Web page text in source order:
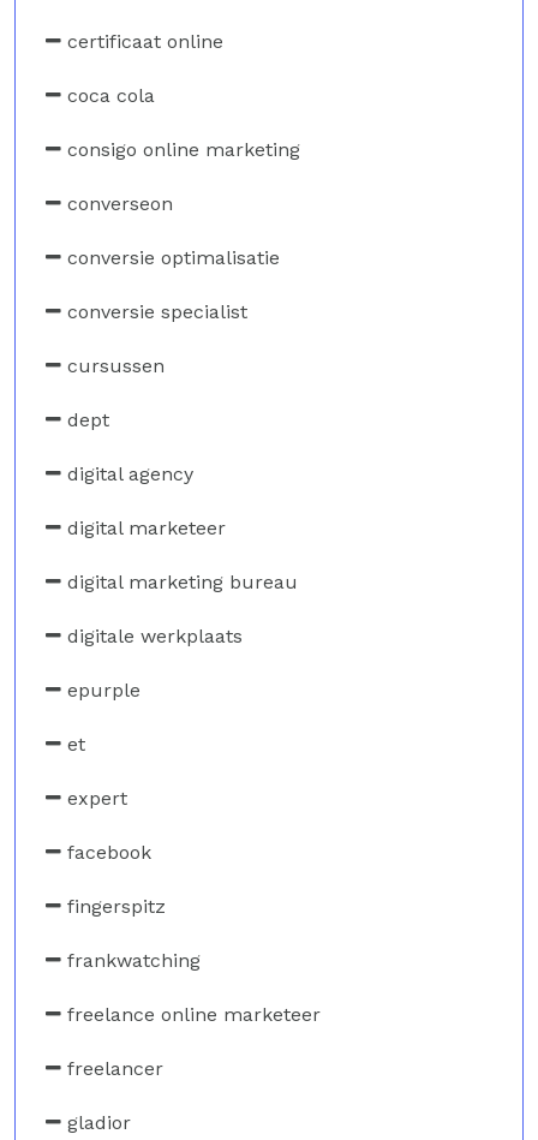
certificaat online
coca cola
consigo online marketing
converseon
conversie optimalisatie
conversie specialist
cursussen
dept
digital agency
digital marketeer
digital marketing bureau
digitale werkplaats
epurple
et
expert
facebook
fingerspitz
frankwatching
freelance online marketeer
freelancer
gladior